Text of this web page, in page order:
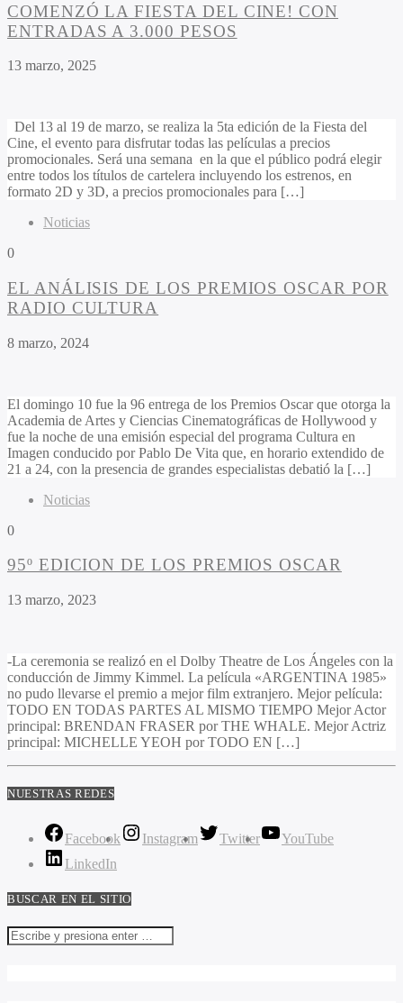
COMENZÓ LA FIESTA DEL CINE! CON
ENTRADAS A 3.000 PESOS
13 marzo, 2025
Del 13 al 19 de marzo, se realiza la 5ta edición de la Fiesta del
Cine, el evento para disfrutar todas las películas a precios
promocionales. Será una semana en la que el público podrá elegir
entre todos los títulos de cartelera incluyendo los estrenos, en
formato 2D y 3D, a precios promocionales para […]
Noticias
0
EL ANÁLISIS DE LOS PREMIOS OSCAR POR
RADIO CULTURA
8 marzo, 2024
El domingo 10 fue la 96 entrega de los Premios Oscar que otorga la
Academia de Artes y Ciencias Cinematográficas de Hollywood y
fue la noche de una emisión especial del programa Cultura en
Imagen conducido por Pablo De Vita que, en horario extendido de
21 a 24, con la presencia de grandes especialistas debatió la […]
Noticias
0
95º EDICION DE LOS PREMIOS OSCAR
13 marzo, 2023
-La ceremonia se realizó en el Dolby Theatre de Los Ángeles con la
conducción de Jimmy Kimmel. La película «ARGENTINA 1985»
no pudo llevarse el premio a mejor film extranjero. Mejor película:
TODO EN TODAS PARTES AL MISMO TIEMPO Mejor Actor
principal: BRENDAN FRASER por THE WHALE. Mejor Actriz
principal: MICHELLE YEOH por TODO EN […]
NUESTRAS REDES
Facebook Instagram Twitter
YouTube
LinkedIn
BUSCAR EN EL SITIO